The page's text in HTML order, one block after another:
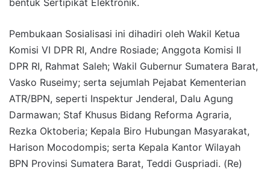
Pembukaan Sosialisasi ini dihadiri oleh Wakil Ketua
Komisi VI DPR RI, Andre Rosiade; Anggota Komisi II
DPR RI, Rahmat Saleh; Wakil Gubernur Sumatera Barat,
Vasko Ruseimy; serta sejumlah Pejabat Kementerian
ATR/BPN, seperti Inspektur Jenderal, Dalu Agung
Darmawan; Staf Khusus Bidang Reforma Agraria,
Rezka Oktoberia; Kepala Biro Hubungan Masyarakat,
Harison Mocodompis; serta Kepala Kantor Wilayah
BPN Provinsi Sumatera Barat, Teddi Guspriadi. (Re)